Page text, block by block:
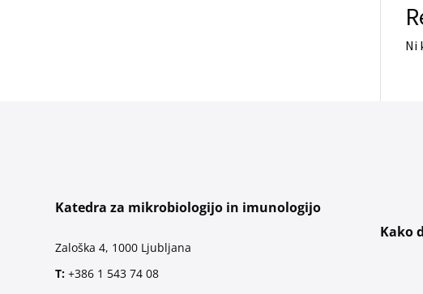
Ni
Katedra za mikrobiologijo in imunologijo
Zaloška 4, 1000 Ljubljana
T: +386 1 543 74 08
Kako